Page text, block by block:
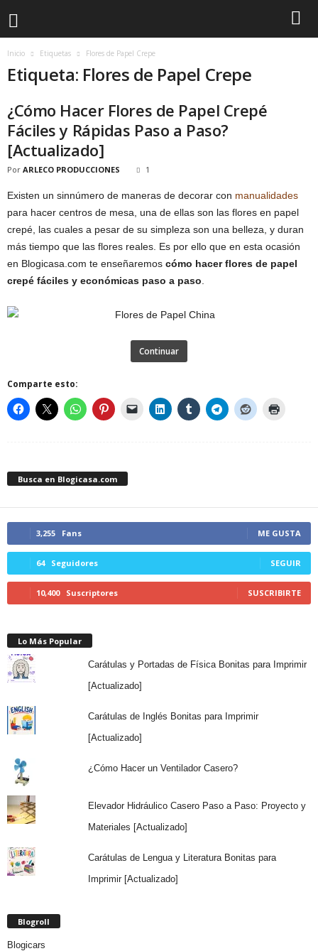
Inicio Etiquetas Flores de Papel Crepe
Etiqueta: Flores de Papel Crepe
¿Cómo Hacer Flores de Papel Crepé
Fáciles y Rápidas Paso a Paso?
[Actualizado]
Por ARLECO PRODUCCIONES 1
Existen un sinnúmero de maneras de decorar con manualidades
para hacer centros de mesa, una de ellas son las flores en papel
crepé, las cuales a pesar de su simpleza son una belleza, y duran
más tiempo que las flores reales. Es por ello que en esta ocasión
en Blogicasa.com te enseñaremos cómo hacer flores de papel
crepé fáciles y económicas paso a paso
Continuar
Comparte esto:
Busca en Blogicasa.com
3,255 Fans ME GUSTA
64 Seguidores SEGUIR
10,400 Suscriptores SUSCRIBIRTE
Lo Más Popular
Carátulas y Portadas de Física Bonitas para Imprimir
[Actualizado]
Carátulas de Inglés Bonitas para Imprimir
[Actualizado]
¿Cómo Hacer un Ventilador Casero?
Elevador Hidráulico Casero Paso a Paso: Proyecto y
Materiales [Actualizado]
Carátulas de Lengua y Literatura Bonitas para
Imprimir [Actualizado]
Blogroll
Blogicars